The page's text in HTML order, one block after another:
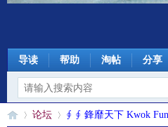
导读 帮助 淘帖 分享
论坛 ∮ ∮ 鋒靡天下 Kwok